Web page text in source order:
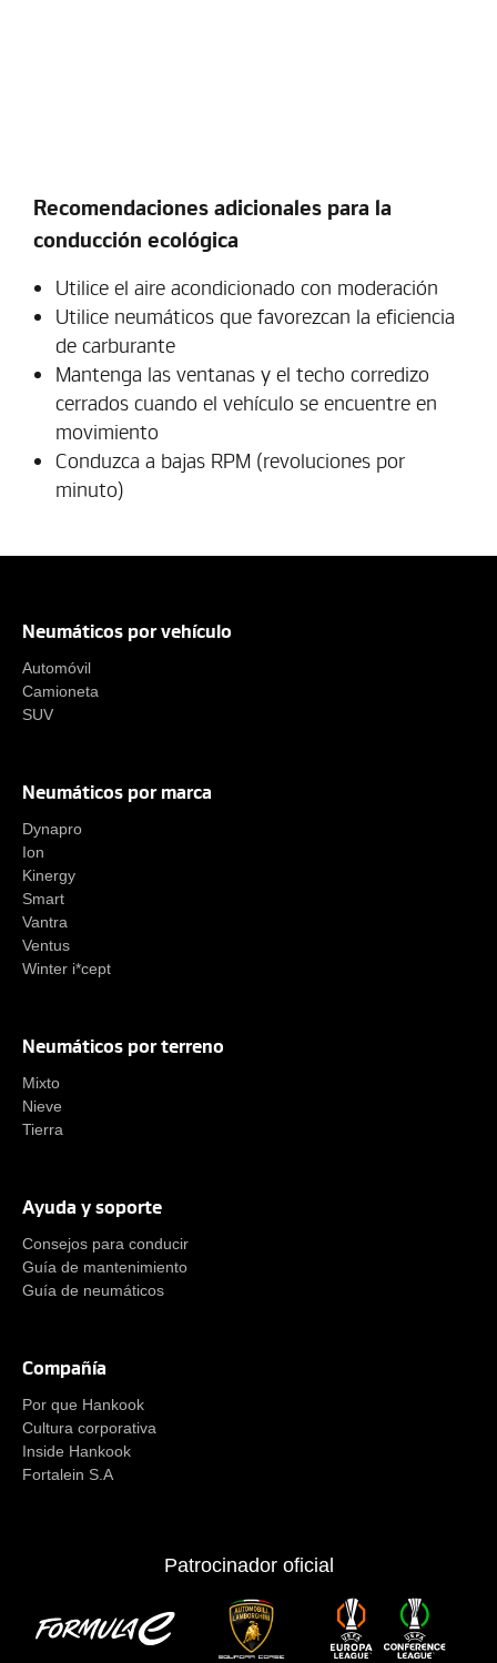
Recomendaciones adicionales para la
conducción ecológica
Utilice el aire acondicionado con moderación
Utilice neumáticos que favorezcan la eficiencia
de carburante
Mantenga las ventanas y el techo corredizo
cerrados cuando el vehículo se encuentre en
movimiento
Conduzca a bajas RPM (revoluciones por
minuto)
Neumáticos por vehículo
Automóvil
Camioneta
SUV
Neumáticos por marca
Dynapro
Ion
Kinergy
Smart
Vantra
Ventus
Winter i*cept
Neumáticos por terreno
Mixto
Nieve
Tierra
Ayuda y soporte
Consejos para conducir
Guía de mantenimiento
Guía de neumáticos
Compañía
Por que Hankook
Cultura corporativa
Inside Hankook
Fortalein S.A
Patrocinador oficial